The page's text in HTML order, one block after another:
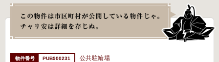
よくあるご質問 駐輪場オーナー様へ
PUB900231 公共駐輪場